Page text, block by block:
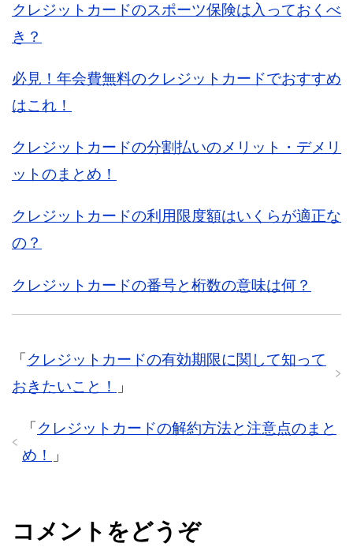
クレジットカードのスポーツ保険は入っておくべ
き？
必見！年会費無料のクレジットカードでおすすめ
はこれ！
クレジットカードの分割払いのメリット・デメリ
ットのまとめ！
クレジットカードの利用限度額はいくらが適正な
の？
クレジットカードの番号と桁数の意味は何？
「クレジットカードの有効期限に関して知って
おきたいこと！
」
「 クレジットカードの解約方法と注意点のまと
め！
」
コメントをどうぞ